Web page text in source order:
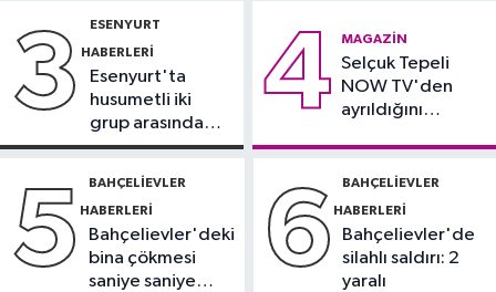
VAR'ları açıklandı
teknolojiyle uzuv kayıpları önleniyor'
3 ESENYURT
HABERLERI
Esenyurt'ta
husumetli iki
grup arasında
silahlı kavga
4 MAGAZIN
Selçuk Tepeli
NOW TV'den
ayrıldığını
5 BAHÇELIEVLER
HABERLERI
Bahçelievler'deki
bina çökmesi
saniye saniye
6 BAHÇELIEVLER
HABERLERI
Bahçelievler'de
silahlı saldırı: 2
yaralı